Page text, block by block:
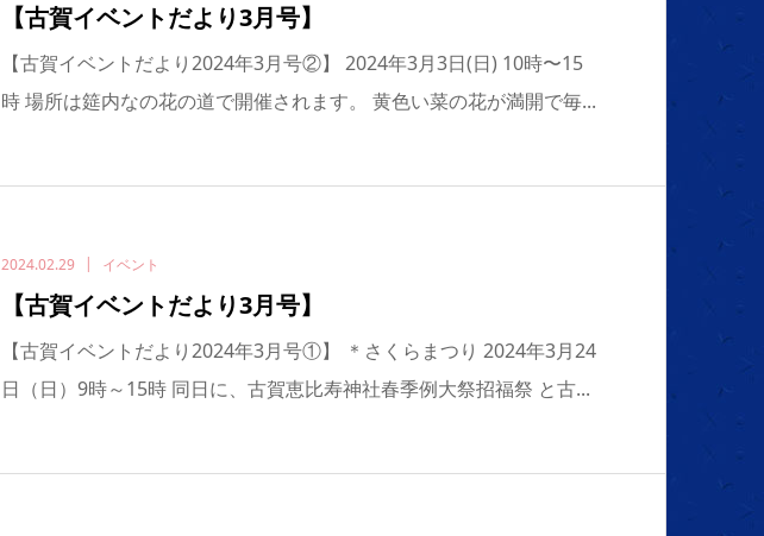
【古賀イベントだより3月号】
【古賀イベントだより2024年3月号②】 2024年3月3日(日) 10時〜15
時 場所は筵内なの花の道で開催されます。 黄色い菜の花が満開で毎...
2024.02.29 イベント
【古賀イベントだより3月号】
【古賀イベントだより2024年3月号①】 ＊さくらまつり 2024年3月24
日（日）9時～15時 同日に、古賀恵比寿神社春季例大祭招福祭 と古...